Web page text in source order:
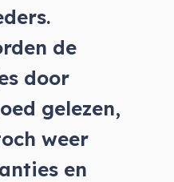
de
door
gelezen,
weer
en